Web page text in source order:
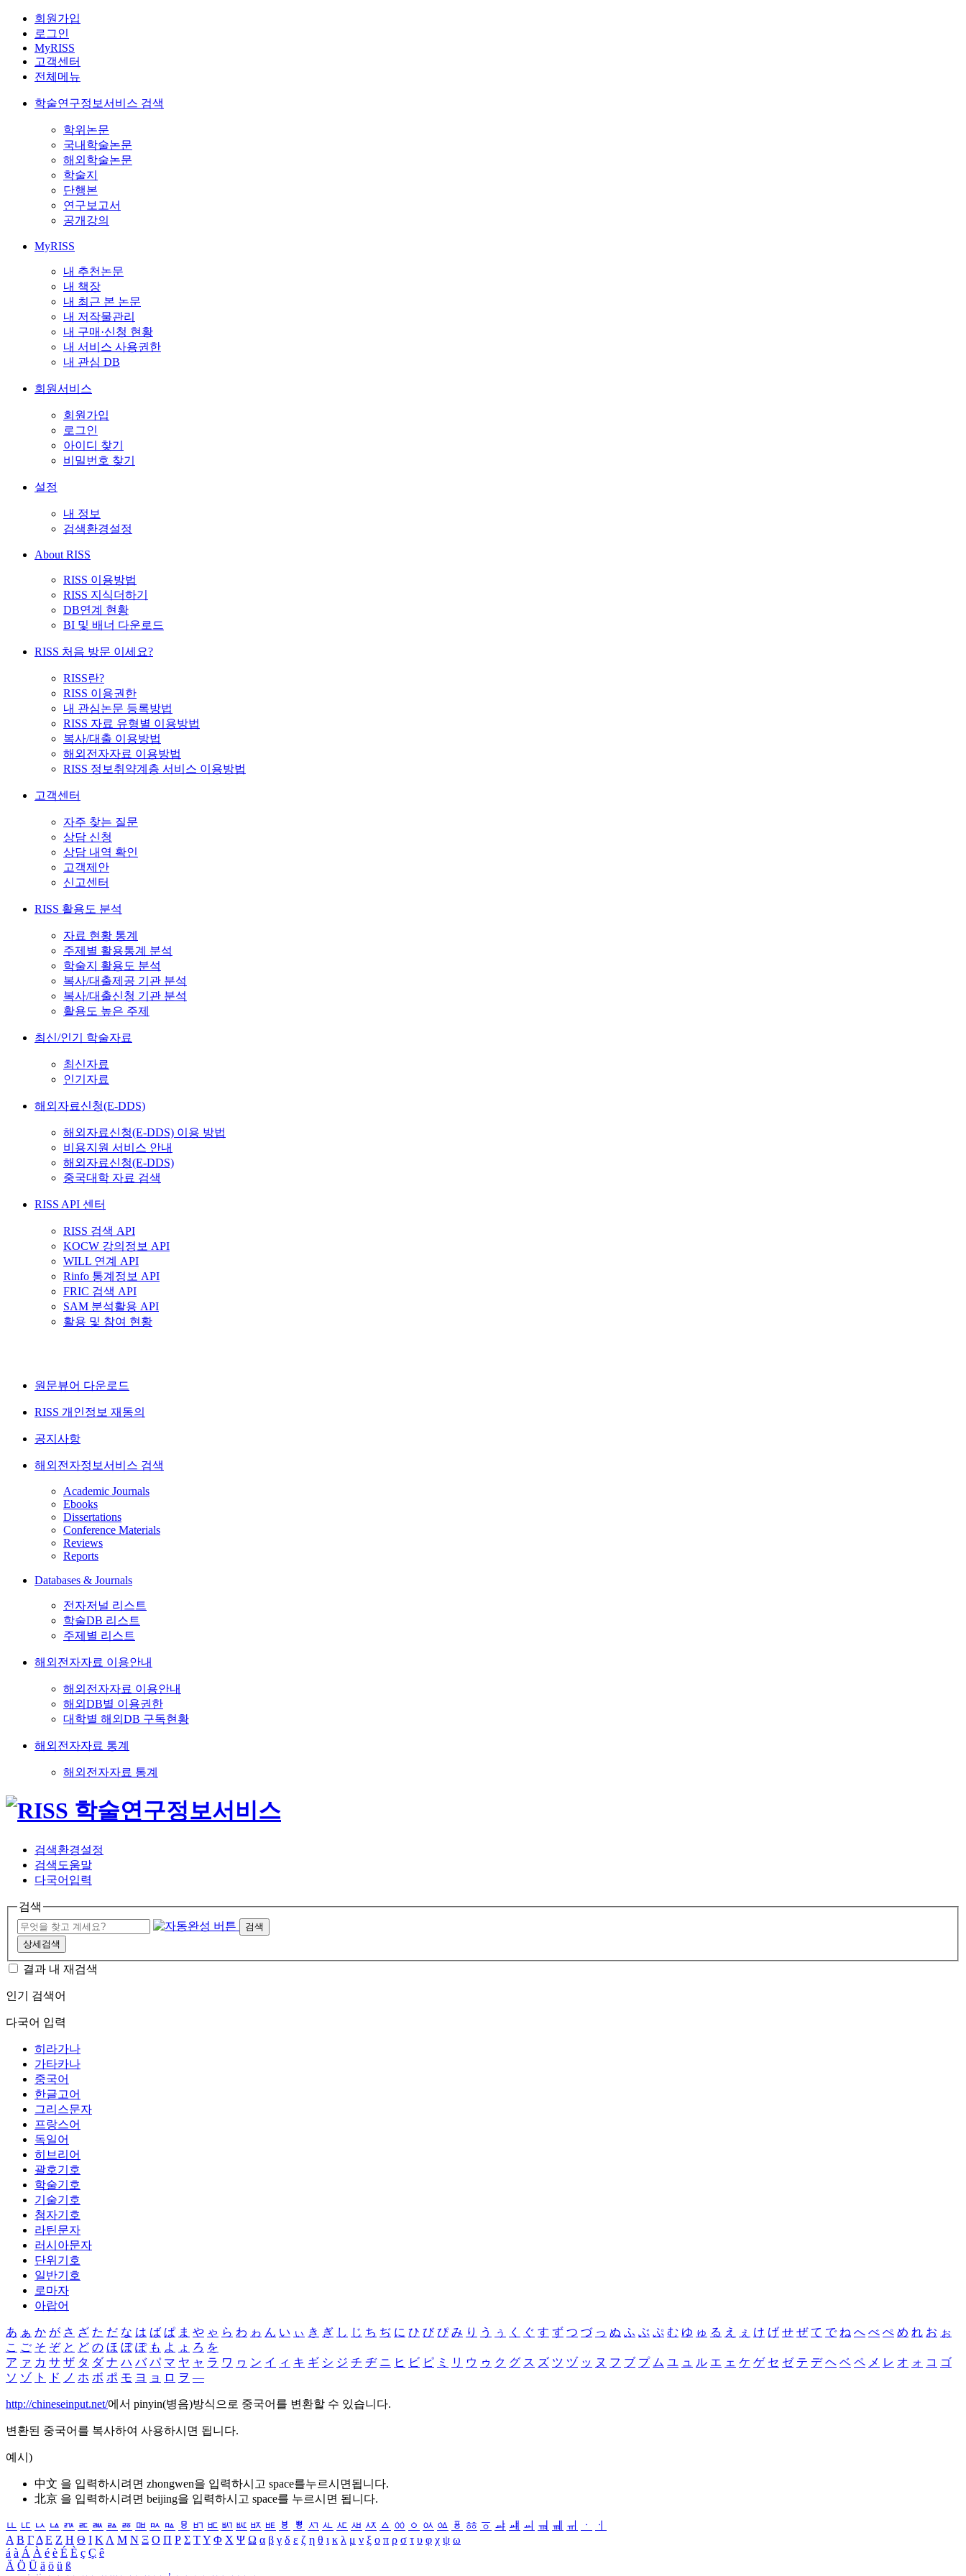
회원가입
로그인
MyRISS
고객센터
전체메뉴
학술연구정보서비스 검색
학위논문
국내학술논문
해외학술논문
학술지
단행본
연구보고서
공개강의
MyRISS
내 추천논문
내 책장
내 최근 본 논문
내 저작물관리
내 구매·신청 현황
내 서비스 사용권한
내 관심 DB
회원서비스
회원가입
로그인
아이디 찾기
비밀번호 찾기
설정
내 정보
검색환경설정
About RISS
RISS 이용방법
RISS 지식더하기
DB연계 현황
BI 및 배너 다운로드
RISS 처음 방문 이세요?
RISS란?
RISS 이용권한
내 관심논문 등록방법
RISS 자료 유형별 이용방법
복사/대출 이용방법
해외전자자료 이용방법
RISS 정보취약계층 서비스 이용방법
고객센터
자주 찾는 질문
상담 신청
상담 내역 확인
고객제안
신고센터
RISS 활용도 분석
자료 현황 통계
주제별 활용통계 분석
학술지 활용도 분석
복사/대출제공 기관 분석
복사/대출신청 기관 분석
활용도 높은 주제
최신/인기 학술자료
최신자료
인기자료
해외자료신청(E-DDS)
해외자료신청(E-DDS) 이용 방법
비용지원 서비스 안내
해외자료신청(E-DDS)
중국대학 자료 검색
RISS API 센터
RISS 검색 API
KOCW 강의정보 API
WILL 연계 API
Rinfo 통계정보 API
FRIC 검색 API
SAM 분석활용 API
활용 및 참여 현황
원문뷰어 다운로드
RISS 개인정보 재동의
공지사항
해외전자정보서비스 검색
Academic Journals
Ebooks
Dissertations
Conference Materials
Reviews
Reports
Databases & Journals
전자저널 리스트
학술DB 리스트
주제별 리스트
해외전자자료 이용안내
해외전자자료 이용안내
해외DB별 이용권한
대학별 해외DB 구독현황
해외전자자료 통계
해외전자자료 통계
검색환경설정
검색도움말
다국어입력
검색
검색
상세검색
결과 내 재검색
인기 검색어
다국어 입력
히라가나
가타카나
중국어
한글고어
그리스문자
프랑스어
독일어
히브리어
괄호기호
학술기호
기술기호
첨자기호
라틴문자
러시아문자
단위기호
일반기호
로마자
아랍어
あ ぁ か が さ ざ た だ な は ば ぱ ま や ゃ ら わ ゎ ん い ぃ き ぎ し じ ち ぢ に ひ び ぴ み り う ぅ く ぐ す ず つ づ っ ぬ ふ ぶ ぷ む ゆ ゅ る え ぇ け げ せ ぜ て で ね へ べ ぺ め れ お ぉ
こ ご そ ぞ と ど の ほ ぼ ぽ も よ ょ ろ を
ア ァ カ サ ザ タ ダ ナ ハ バ パ マ ヤ ャ ラ ワ ヮ ン イ ィ キ ギ シ ジ チ ヂ ニ ヒ ビ ピ ミ リ ウ ゥ ク グ ス ズ ツ ヅ ッ ヌ フ ブ プ ム ユ ュ ル エ ェ ケ ゲ セ ゼ テ デ ヘ ベ ペ メ レ オ ォ コ ゴ
ソ ゾ ト ド ノ ホ ボ ポ モ ヨ ョ ロ ヲ ―
http://chineseinput.net/에서 pinyin(병음)방식으로 중국어를 변환할 수 있습니다.
변환된 중국어를 복사하여 사용하시면 됩니다.
예시)
中文 을 입력하시려면 zhongwen을 입력하시고 space를누르시면됩니다.
北京 을 입력하시려면 beijing을 입력하시고 space를 누르시면 됩니다.
ㅥ ㅦ ㅧ ㅨ ㅩ ㅪ ㅫ ㅬ ㅭ ㅮ ㅯ ㅰ ㅱ ㅲ ㅳ ㅴ ㅵ ㅶ ㅷ ㅸ ㅹ ㅺ ㅻ ㅼ ㅽ ㅾ ㅿ ㆀ ㆁ ㆂ ㆃ ㆄ ㆅ ㆆ ㆇ ㆈ ㆉ ㆊ ㆋ ㆌ ㆍ
ㆎ
Α Β ΓΔ Ε Ζ Η Θ Ι ΚΛ Μ Ν Ξ Ο Π Ρ Σ ΤΥ Φ Χ Ψ Ω α β γ δ ε ζ η θ ι κ λ μ ν ξ ο π ρ σ τ υ φ χ ψ ω
á à Á À é è É È ç Ç ê
Ä Ö Ü ä ö ü ß